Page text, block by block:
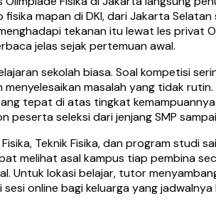
mapan di DKI, dari Jakarta
tekanan itu lewat les privat
jelas sejak pertemuan awal.
sekolah biasa. Soal kompetisi
masalah yang tidak
tepat di atas tingkat
seleksi dari jenjang SMP
Teknik Fisika, dan program studi
melihat asal kampus tiap pembina
Untuk lokasi belajar, tutor
online bagi keluarga yang